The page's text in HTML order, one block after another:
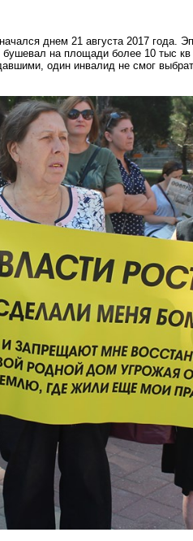
днем 21 августа 2017 года.
на площади более 10 тыс
один инвалид не смог